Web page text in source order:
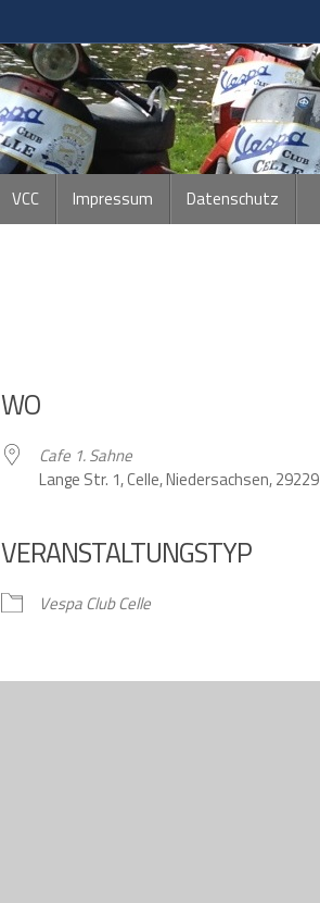
VCC Impressum Datenschutz
WO
Cafe 1. Sahne
Lange Str. 1, Celle, Niedersachsen, 29229
VERANSTALTUNGSTYP
Vespa Club Celle